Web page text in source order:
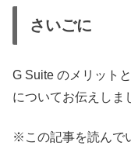
さいごに
G Suite のメリット
についてお伝えしま
※この記事を読んで